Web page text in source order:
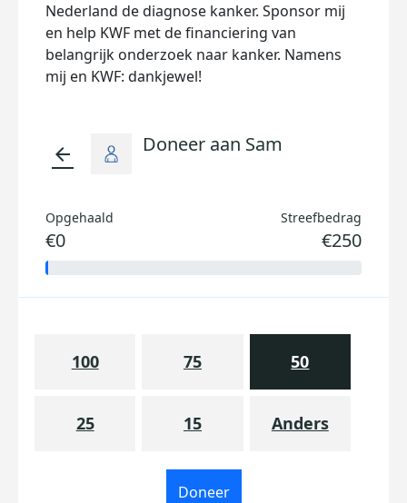
Nederland de diagnose kanker. Sponsor mij
en help KWF met de financiering van
belangrijk onderzoek naar kanker. Namens
mij en KWF: dankjewel!
arrow_back Doneer aan Sam
Opgehaald
€0
Streefbedrag
€250
100 75 50
25 15 Anders
Doneer